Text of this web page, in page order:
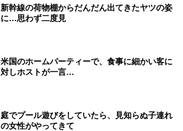
新幹線の荷物棚からだんだん出てきたヤツの姿
に…思わず二度見
米国のホームパーティーで、食事に細かい客に
対しホストが一言…
庭でプール遊びをしていたら、見知らぬ子連れ
の女性がやってきて